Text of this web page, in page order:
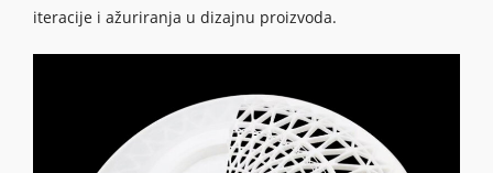
iteracije i ažuriranja u dizajnu proizvoda.